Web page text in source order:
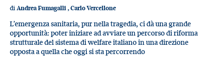
di Andrea Fumagalli , Carlo Vercellone
L’emergenza sanitaria, pur nella tragedia, ci dà una grande
opportunità: poter iniziare ad avviare un percorso di riforma
strutturale del sistema di welfare italiano in una direzione
opposta a quella che oggi si sta percorrendo